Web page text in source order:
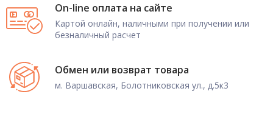
On-line оплата на сайте
Картой онлайн, наличными при получении или
безналичный расчет
Обмен или возврат товара
м. Варшавская, Болотниковская ул., д.5к3